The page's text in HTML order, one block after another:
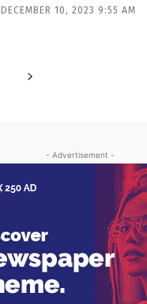
DECEMBER 10, 2023 9:55 AM
- Advertisement -